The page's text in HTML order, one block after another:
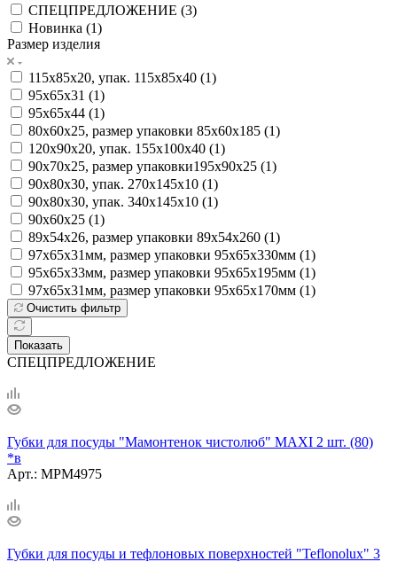
СПЕЦПРЕДЛОЖЕНИЕ (3)
Новинка (1)
Размер изделия
115х85х20, упак. 115х85х40 (1)
95х65х31 (1)
95х65х44 (1)
80х60х25, размер упаковки 85х60х185 (1)
120х90х20, упак. 155х100х40 (1)
90х70x25, размер упаковки195х90х25 (1)
90х80х30, упак. 270х145х10 (1)
90х80х30, упак. 340х145х10 (1)
90х60х25 (1)
89х54х26, размер упаковки 89х54х260 (1)
97х65х31мм, размер упаковки 95х65х330мм (1)
95х65х33мм, размер упаковки 95х65х195мм (1)
97х65х31мм, размер упаковки 95х65х170мм (1)
Очистить фильтр
Показать
СПЕЦПРЕДЛОЖЕНИЕ
Губки для посуды "Мамонтенок чистолюб" MAXI 2 шт. (80)
*в
Арт.: MPM4975
Губки для посуды и тефлоновых поверхностей "Teflonolux" 3